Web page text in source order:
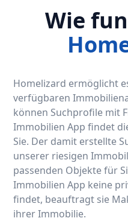
Wie
Homelizard ermöglicht
verfügbaren
können Suchprofile mit
Immobilien App findet
Sie. Der damit erstellte
unserer riesigen
passenden Objekte für
Immobilien App keine
findet, beauftragt sie
ihrer Immobilie.